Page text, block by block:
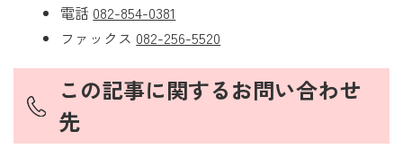
電話 082-854-0381
ファックス 082-256-5520
この記事に関するお問い合わせ
先